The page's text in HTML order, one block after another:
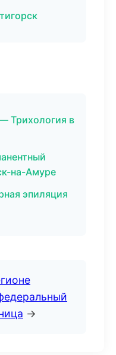
Трихология в
на-Амуре
эпиляция
→